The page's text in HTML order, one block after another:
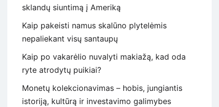
sklandų siuntimą į Ameriką
Kaip pakeisti namus skalūno plytelėmis
nepaliekant visų santaupų
Kaip po vakarėlio nuvalyti makiažą, kad oda
ryte atrodytų puikiai?
Monetų kolekcionavimas – hobis, jungiantis
istoriją, kultūrą ir investavimo galimybes